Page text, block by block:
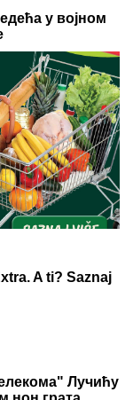
dinara -